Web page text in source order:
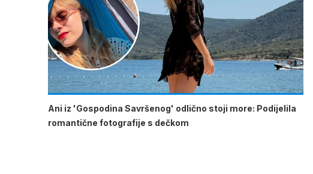
Ani iz 'Gospodina Savršenog' odlično stoji more: Podijelila
romantične fotografije s dečkom